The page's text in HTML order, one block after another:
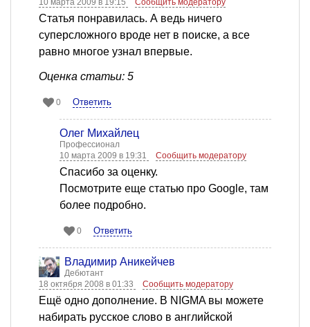
10 марта 2009 в 19:15
Сообщить модератору
Статья понравилась. А ведь ничего
суперсложного вроде нет в поиске, а все
равно многое узнал впервые.
Оценка статьи: 5
0 Ответить
Олег Михайлец
Профессионал
10 марта 2009 в 19:31
Сообщить модератору
Спасибо за оценку.
Посмотрите еще статью про Google, там
более подробно.
0 Ответить
Владимир Аникейчев
Дебютант
18 октября 2008 в 01:33
Сообщить модератору
Ещё одно дополнение. В NIGMA вы можете
набирать русское слово в английской